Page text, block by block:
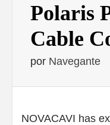
Polaris
Cable
por Navegante
NOVACAVI has